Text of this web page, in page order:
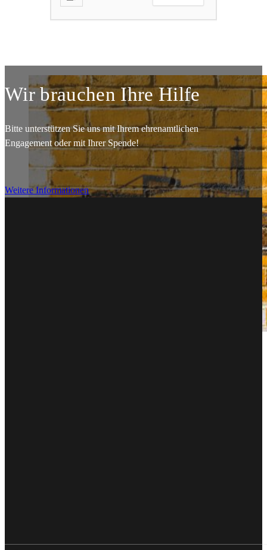
Wir brauchen Ihre Hilfe
Bitte unterstützen Sie uns mit Ihrem ehrenamtlichen
Engagement oder mit Ihrer Spende!
Weitere Informationen